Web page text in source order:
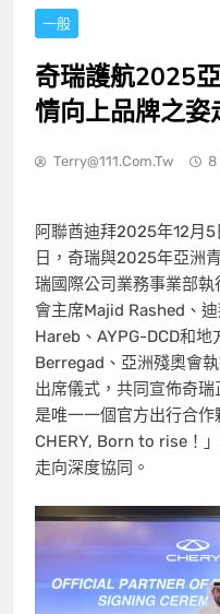
一般
奇瑞護航2025
情向上品牌之
Terry@111.com.tw 8
阿聯酋迪拜2025年12月5
日，奇瑞與2025年亞洲
瑞國際公司業務事業部
會主席Majid Rashed、
Hareb、AYPG-DCD和
Berregad、亞洲殘奧會
出席儀式，共同宣佈奇
是唯一一個官方出行合
CHERY, Born to rise！
走向深度協同。